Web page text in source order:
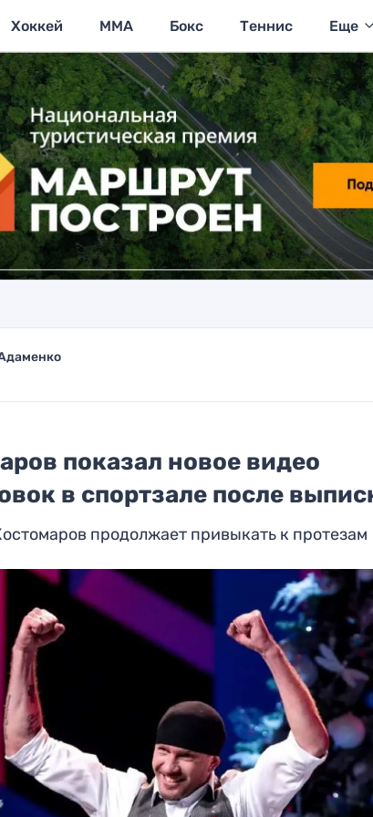
Хоккей MMA Бокс Теннис Еще
показал новое видео
в спортзале после
продолжает привыкать к протезам